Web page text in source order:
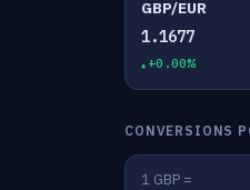
GBP/EUR
1.1677
+0.00%
CONVERSIONS
1 GBP =